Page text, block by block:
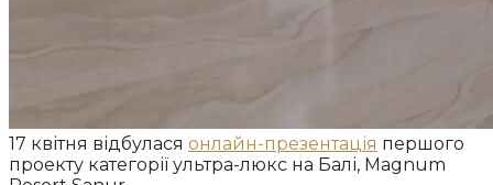
17 квітня відбулася онлайн-презентація першого
проекту категорії ультра-люкс на Балі, Magnum